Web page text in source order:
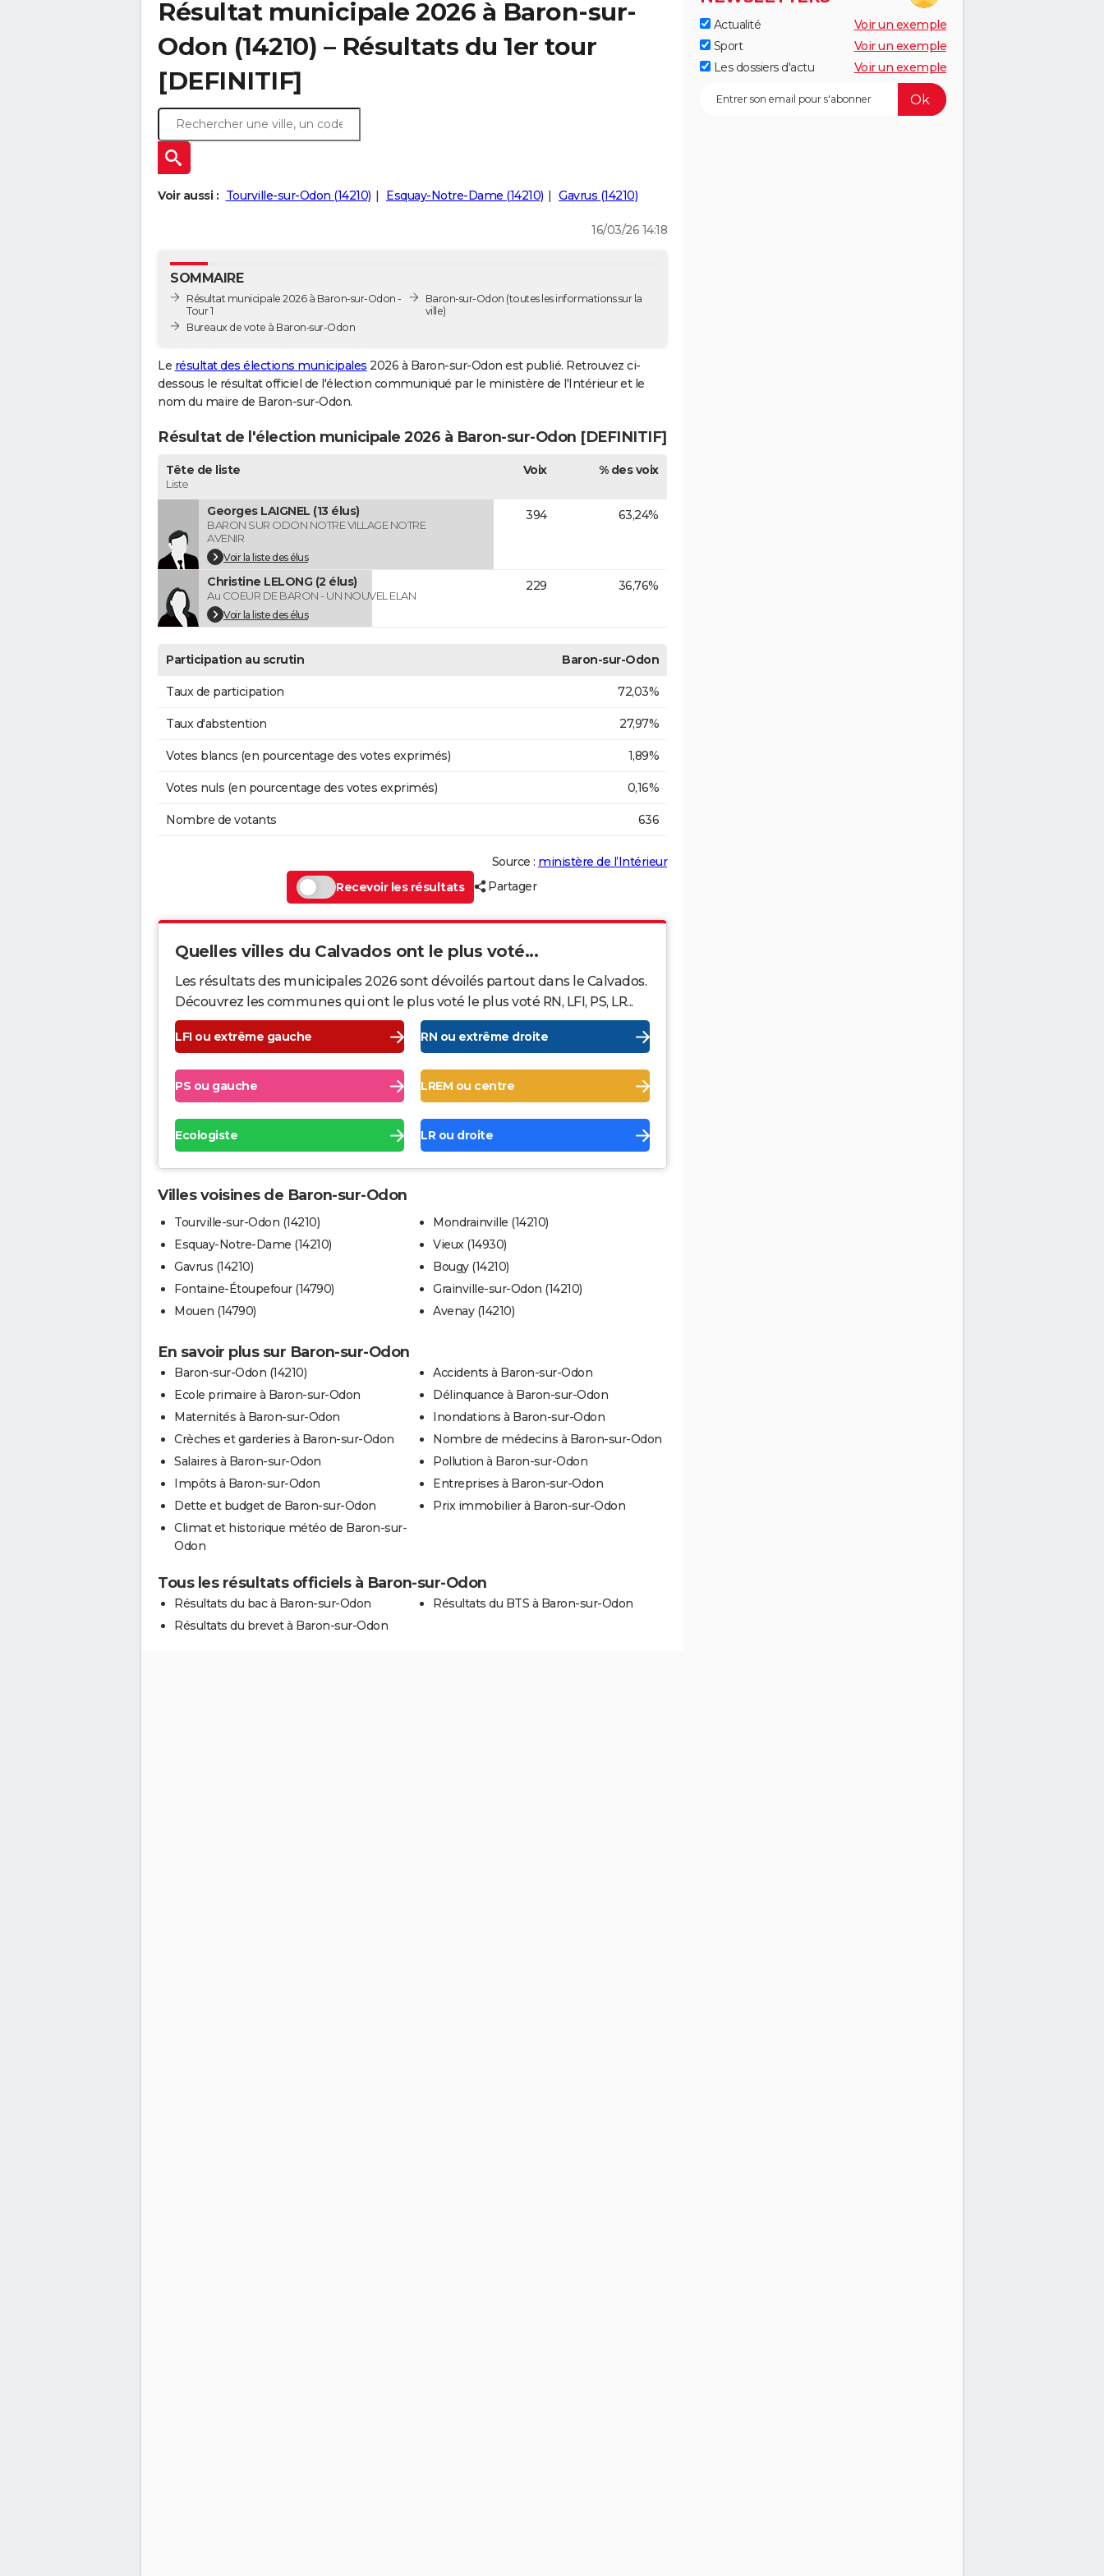
Résultat municipale 2026 à Baron-sur-
Odon (14210) – Résultats du 1er tour
[DEFINITIF]
Voir aussi : Tourville-sur-Odon (14210) Esquay-Notre-Dame (14210) Gavrus (14210)
16/03/26 14:18
SOMMAIRE
Résultat municipale 2026 à Baron-sur-Odon -
Tour 1
Bureaux de vote à Baron-sur-Odon
Baron-sur-Odon (toutes les informations sur la
ville)
Le résultat des élections municipales 2026 à Baron-sur-Odon est publié. Retrouvez ci-
dessous le résultat officiel de l'élection communiqué par le ministère de l'Intérieur et le
nom du maire de Baron-sur-Odon.
Résultat de l'élection municipale 2026 à Baron-sur-Odon [DEFINITIF]
Tête de liste
Liste
Voix % des voix
Georges LAIGNEL (13 élus)
BARON SUR ODON NOTRE VILLAGE NOTRE
AVENIR
Voir la liste des élus
394 63,24%
Christine LELONG (2 élus)
Au COEUR DE BARON - UN NOUVEL ELAN
Voir la liste des élus
229 36,76%
Participation au scrutin Baron-sur-Odon
Taux de participation 72,03%
Taux d'abstention 27,97%
Votes blancs (en pourcentage des votes exprimés) 1,89%
Votes nuls (en pourcentage des votes exprimés) 0,16%
Nombre de votants 636
Source : ministère de l’Intérieur
Recevoir les résultats
Partager
Quelles villes du Calvados ont le plus voté...
Les résultats des municipales 2026 sont dévoilés partout dans le Calvados.
Découvrez les communes qui ont le plus voté le plus voté RN, LFI, PS, LR...
LFI ou extrême gauche RN ou extrême droite
PS ou gauche LREM ou centre
Ecologiste LR ou droite
Villes voisines de Baron-sur-Odon
Tourville-sur-Odon (14210)
Esquay-Notre-Dame (14210)
Gavrus (14210)
Fontaine-Étoupefour (14790)
Mouen (14790)
Mondrainville (14210)
Vieux (14930)
Bougy (14210)
Grainville-sur-Odon (14210)
Avenay (14210)
En savoir plus sur Baron-sur-Odon
Baron-sur-Odon (14210)
Ecole primaire à Baron-sur-Odon
Maternités à Baron-sur-Odon
Crèches et garderies à Baron-sur-Odon
Salaires à Baron-sur-Odon
Impôts à Baron-sur-Odon
Dette et budget de Baron-sur-Odon
Climat et historique météo de Baron-sur-
Odon
Accidents à Baron-sur-Odon
Délinquance à Baron-sur-Odon
Inondations à Baron-sur-Odon
Nombre de médecins à Baron-sur-Odon
Pollution à Baron-sur-Odon
Entreprises à Baron-sur-Odon
Prix immobilier à Baron-sur-Odon
Tous les résultats officiels à Baron-sur-Odon
Résultats du bac à Baron-sur-Odon
Résultats du brevet à Baron-sur-Odon
Résultats du BTS à Baron-sur-Odon
Actualité
Voir un exemple
Sport
Voir un exemple
Les dossiers d'actu
Voir un exemple